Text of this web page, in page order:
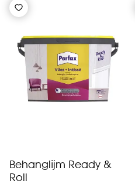
Behanglijm Ready &
Roll